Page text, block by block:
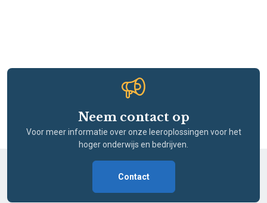
Neem contact op
Voor meer informatie over onze leeroplossingen voor het
hoger onderwijs en bedrijven.
Contact